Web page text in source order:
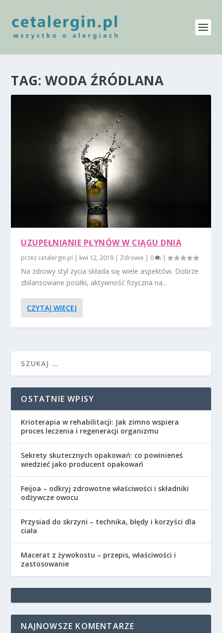
TAG: WODA ŹRÓDLANA
UZUPEŁNIANIE PŁYNÓW W CIĄGU DNIA
przez cetalergin.pl | kwi 12, 2019 | Zdrowie | 0 |
Na zdrowy styl życia składa się wiele aspektów. Dobrze
zbilansowane posiłki, aktywność fizyczna na...
CZYTAJ WIĘCEJ
OSTATNIE WPISY
Krioterapia w rehabilitacji: Jak zimno wspiera
proces leczenia i regeneracji organizmu
Sekrety skutecznych opakowań: co powinieneś
wiedzieć jako producent opakowań
Feijoa – odkryj zdrowotne właściwości i składniki
odżywcze owocu
Przysiad do skrzyni – technika, błędy i korzyści dla
ciała
Macerat z żywokostu – przepis, właściwości i
zastosowanie
NAJNOWSZE KOMENTARZE